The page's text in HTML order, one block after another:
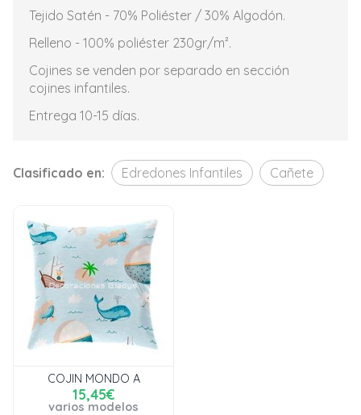
Tejido Satén - 70% Poliéster / 30% Algodón.
Relleno - 100% poliéster 230gr/m².
Cojines se venden por separado en sección
cojines infantiles.
Entrega 10-15 días.
Clasificado en: Edredones Infantiles Cañete
COJIN MONDO A
15,45€
varios modelos